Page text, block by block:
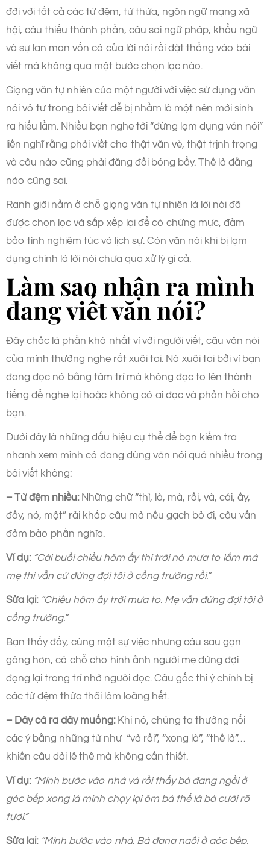
đời với tất cả các từ đệm, từ thừa, ngôn ngữ mạng xã
hội, câu thiếu thành phần, câu sai ngữ pháp, khẩu ngữ
và sự lan man vốn có của lời nói rồi đặt thẳng vào bài
viết mà không qua một bước chọn lọc nào.
Giọng văn tự nhiên của một người với việc sử dụng văn
nói vô tư trong bài viết dễ bị nhầm là một nên mới sinh
ra hiểu lầm. Nhiều bạn nghe tới “đừng lạm dụng văn nói”
liền nghĩ rằng phải viết cho thật văn vẻ, thật trịnh trọng
và câu nào cũng phải đăng đối bóng bẩy. Thế là đằng
nào cũng sai.
Ranh giới nằm ở chỗ giọng văn tự nhiên là lời nói đã
được chọn lọc và sắp xếp lại để có chừng mực, đảm
bảo tính nghiêm túc và lịch sự. Còn văn nói khi bị lạm
dụng chính là lời nói chưa qua xử lý gì cả.
Làm sao nhận ra mình
đang viết văn nói?
Đây chắc là phần khó nhất vì với người viết, câu văn nói
của mình thường nghe rất xuôi tai. Nó xuôi tai bởi vì bạn
đang đọc nó bằng tâm trí mà không đọc to lên thành
tiếng để nghe lại hoặc không có ai đọc và phản hồi cho
bạn.
Dưới đây là những dấu hiệu cụ thể để bạn kiểm tra
nhanh xem mình có đang dùng văn nói quá nhiều trong
bài viết không:
– Từ đệm nhiều:Những chữ “thì, là, mà, rồi, và, cái, ấy,
đấy, nó, một” rải khắp câu mà nếu gạch bỏ đi, câu vẫn
đảm bảo phần nghĩa.
Ví dụ: “Cái buổi chiều hôm ấy thì trời nó mưa to lắm mà
mẹ thì vẫn cứ đứng đợi tôi ở cổng trường rồi.”
Sửa lại: “Chiều hôm ấy trời mưa to. Mẹ vẫn đứng đợi tôi ở
cổng trường.”
Bạn thấy đấy, cùng một sự việc nhưng câu sau gọn
gàng hơn, có chỗ cho hình ảnh người mẹ đứng đợi
đọng lại trong trí nhớ người đọc. Câu gốc thì ý chính bị
các từ đệm thừa thãi làm loãng hết.
– Dây cà ra dây muống: Khi nó, chúng ta thường nối
các ý bằng những từ như “và rồi”, “xong là”, “thế là”…
khiến câu dài lê thê mà không cần thiết.
Ví dụ: “Mình bước vào nhà và rồi thấy bà đang ngồi ở
góc bếp xong là mình chạy lại ôm bà thế là bà cười rõ
tươi.”
Sửa lại: “Mình bước vào nhà. Bà đang ngồi ở góc bếp.